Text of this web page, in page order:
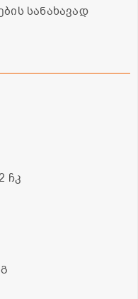
სანახავად
ჩკ